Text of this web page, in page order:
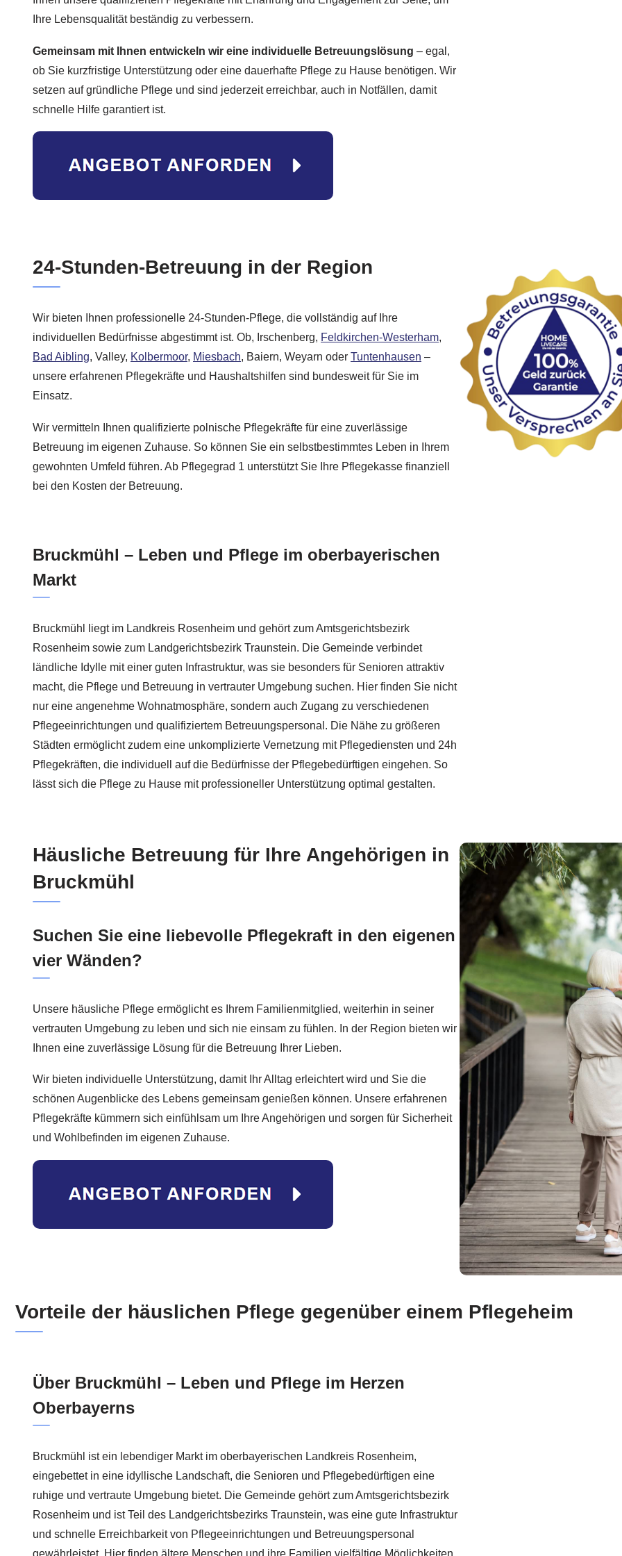
Ihre Lebensqualität beständig zu verbessern.
Gemeinsam mit Ihnen entwickeln wir eine individuelle Betreuungslösung – egal,
ob Sie kurzfristige Unterstützung oder eine dauerhafte Pflege zu Hause benötigen. Wir
setzen auf gründliche Pflege und sind jederzeit erreichbar, auch in Notfällen, damit
schnelle Hilfe garantiert ist.
24-Stunden-Betreuung in der Region
Wir bieten Ihnen professionelle 24-Stunden-Pflege, die vollständig auf Ihre
individuellen Bedürfnisse abgestimmt ist. Ob, Irschenberg, Feldkirchen-Westerham,
Bad Aibling, Valley, Kolbermoor, Miesbach, Baiern, Weyarn oder Tuntenhausen –
unsere erfahrenen Pflegekräfte und Haushaltshilfen sind bundesweit für Sie im
Einsatz.
Wir vermitteln Ihnen qualifizierte polnische Pflegekräfte für eine zuverlässige
Betreuung im eigenen Zuhause. So können Sie ein selbstbestimmtes Leben in Ihrem
gewohnten Umfeld führen. Ab Pflegegrad 1 unterstützt Sie Ihre Pflegekasse finanziell
bei den Kosten der Betreuung.
Bruckmühl – Leben und Pflege im oberbayerischen
Markt
Bruckmühl liegt im Landkreis Rosenheim und gehört zum Amtsgerichtsbezirk
Rosenheim sowie zum Landgerichtsbezirk Traunstein. Die Gemeinde verbindet
ländliche Idylle mit einer guten Infrastruktur, was sie besonders für Senioren attraktiv
macht, die Pflege und Betreuung in vertrauter Umgebung suchen. Hier finden Sie nicht
nur eine angenehme Wohnatmosphäre, sondern auch Zugang zu verschiedenen
Pflegeeinrichtungen und qualifiziertem Betreuungspersonal. Die Nähe zu größeren
Städten ermöglicht zudem eine unkomplizierte Vernetzung mit Pflegediensten und 24h
Pflegekräften, die individuell auf die Bedürfnisse der Pflegebedürftigen eingehen. So
lässt sich die Pflege zu Hause mit professioneller Unterstützung optimal gestalten.
Häusliche Betreuung für Ihre Angehörigen in
Bruckmühl
Suchen Sie eine liebevolle Pflegekraft in den eigenen
vier Wänden?
Unsere häusliche Pflege ermöglicht es Ihrem Familienmitglied, weiterhin in seiner
vertrauten Umgebung zu leben und sich nie einsam zu fühlen. In der Region bieten wir
Ihnen eine zuverlässige Lösung für die Betreuung Ihrer Lieben.
Wir bieten individuelle Unterstützung, damit Ihr Alltag erleichtert wird und Sie die
schönen Augenblicke des Lebens gemeinsam genießen können. Unsere erfahrenen
Pflegekräfte kümmern sich einfühlsam um Ihre Angehörigen und sorgen für Sicherheit
und Wohlbefinden im eigenen Zuhause.
Vorteile der häuslichen Pflege gegenüber einem Pflegeheim
Über Bruckmühl – Leben und Pflege im Herzen
Oberbayerns
Bruckmühl ist ein lebendiger Markt im oberbayerischen Landkreis Rosenheim,
eingebettet in eine idyllische Landschaft, die Senioren und Pflegebedürftigen eine
ruhige und vertraute Umgebung bietet. Die Gemeinde gehört zum Amtsgerichtsbezirk
Rosenheim und ist Teil des Landgerichtsbezirks Traunstein, was eine gute Infrastruktur
und schnelle Erreichbarkeit von Pflegeeinrichtungen und Betreuungspersonal
gewährleistet. Hier finden ältere Menschen und ihre Familien vielfältige Möglichkeiten